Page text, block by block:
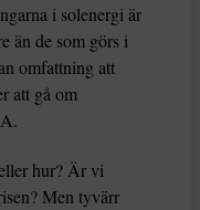
i solenergi är
än de som görs i
omfattning att
att gå om
hur? Är vi
Men tyvärr